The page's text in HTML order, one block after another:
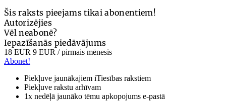
Šis raksts pieejams tikai abonentiem!
Autorizējies
Vēl neabonē?
Iepazīšanās piedāvājums
18 EUR 9 EUR / pirmais mēnesis
Abonēt!
Piekļuve jaunākajiem iTiesības rakstiem
Piekļuve rakstu arhīvam
1x nedēļā jaunāko tēmu apkopojums e-pastā